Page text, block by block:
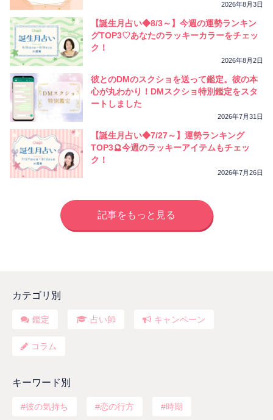
2026年8月3日
【誕生月占い◆8/3～】今週の運勢ランキン
グTOP3♡あなたのラッキーカラーをチェッ
ク！
2026年8月2日
彼とのDMのスクショを送って鑑定。彼の本
心が丸わかり！DMスクショ特別鑑定をスタ
ートしました
2026年7月31日
【誕生月占い◆7/27～】運勢ランキング
TOP3🔮今週のラッキーアイテムもチェッ
ク！
2026年7月26日
記事をもっと見る
カテゴリ別
鑑定 占い師 キャンペーン
コラム
キーワード別
彼の気持ち 恋の行方 時期